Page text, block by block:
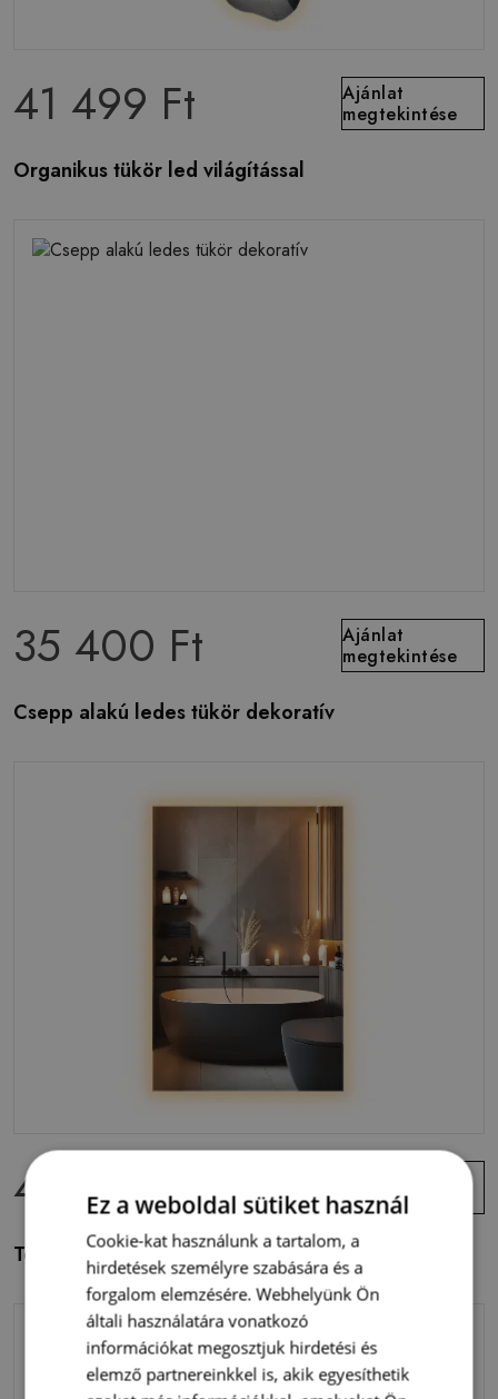
41 499 Ft
Ajánlat
megtekintése
Organikus tükör led világítással
35 400 Ft
Ajánlat
megtekintése
Csepp alakú ledes tükör dekoratív
47 400 Ft
megtekintése
Téglalap alakú tükör LED világítással
Ez a weboldal sütiket használ
Cookie-kat használunk a tartalom, a
hirdetések személyre szabására és a
forgalom elemzésére. Webhelyünk Ön
általi használatára vonatkozó
információkat megosztjuk hirdetési és
elemző partnereinkkel is, akik egyesíthetik